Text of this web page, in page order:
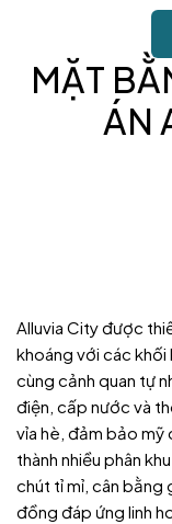
MẶT
ÁN
Alluvia City được
khoáng với các
cùng cảnh quan tự
điện, cấp nước và
vỉa hè, đảm bảo mỹ
thành nhiều phân
chút tỉ mỉ, cân bằng
đồng đáp ứng linh